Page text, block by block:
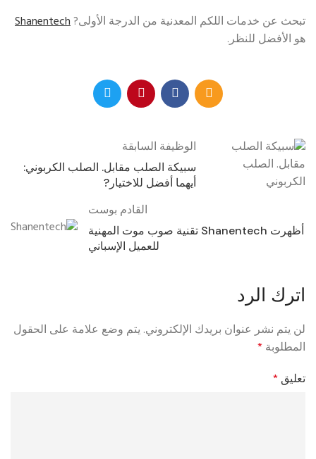
تبحث عن خدمات اللكم المعدنية من الدرجة الأولى?Shanentech
هو الأفضل للنظر.
الوظيفة السابقة
سبيكة الصلب مقابل. الصلب الكربوني:
أيهما أفضل للاختيار?
القادم بوست
أظهرت Shanentech تقنية صوب موت المهنية
للعميل الإسباني
اترك الرد
لن يتم نشر عنوان بريدك الإلكتروني.يتم وضع علامة على الحقول
المطلوبة*
تعليق*